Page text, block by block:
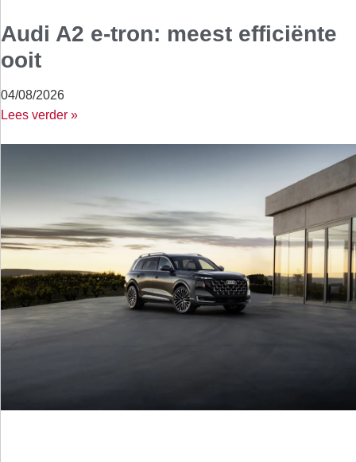
Audi A2 e-tron: meest efficiënte
ooit
04/08/2026
Lees verder »